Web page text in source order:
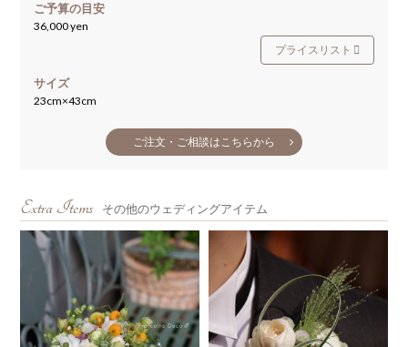
ご予算の目安
36,000 yen
プライスリスト
サイズ
23cm×43cm
ご注文・ご相談はこちらから
Extra Items その他のウェディングアイテム